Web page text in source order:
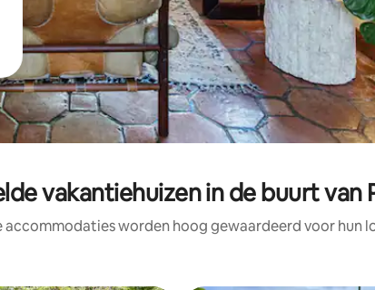
vakantiehuizen in de buurt van
accommodaties worden hoog gewaardeerd voor hun